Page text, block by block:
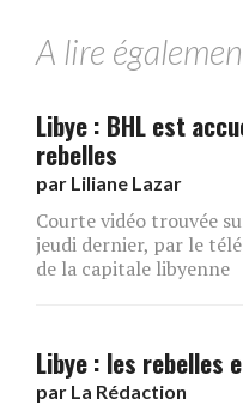
A lire
Libye : BHL est
rebelles
par Liliane Lazar
Courte vidéo trouvée
jeudi dernier, par le
de la capitale libyenne
Libye : les rebelles
par La Rédaction